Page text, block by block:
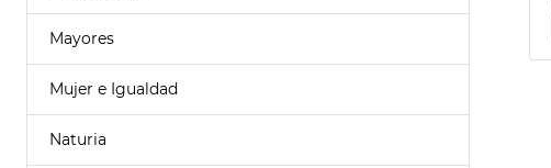
Mayores
Mujer e Igualdad
Naturia